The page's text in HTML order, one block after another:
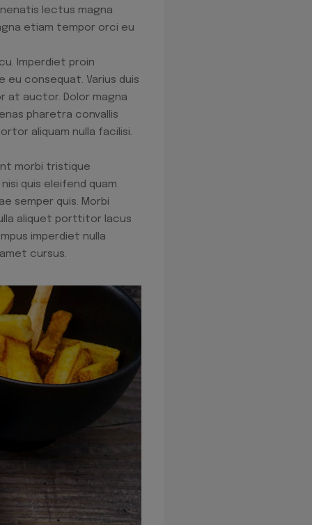
lectus magna
etiam tempor orci eu
Imperdiet proin
consequat. Varius duis
at auctor. Dolor magna
pharetra convallis
aliquam nulla facilisi.
morbi tristique
quis eleifend quam.
semper quis. Morbi
aliquet porttitor lacus
imperdiet nulla
cursus.